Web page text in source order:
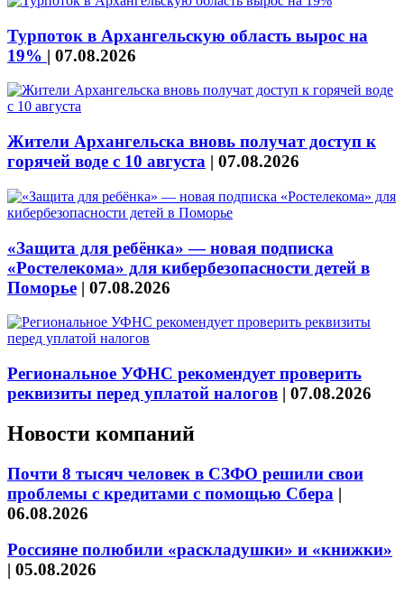
Турпоток в Архангельскую область вырос на
19% | 07.08.2026
Жители Архангельска вновь получат доступ к
горячей воде с 10 августа | 07.08.2026
«Защита для ребёнка» — новая подписка
«Ростелекома» для кибербезопасности детей в
Поморье | 07.08.2026
Региональное УФНС рекомендует проверить
реквизиты перед уплатой налогов | 07.08.2026
Новости компаний
Почти 8 тысяч человек в СЗФО решили свои
проблемы с кредитами с помощью Сбера |
06.08.2026
Россияне полюбили «раскладушки» и «книжки»
| 05.08.2026